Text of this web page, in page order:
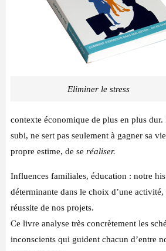
U
PSY
A
NAL
EPS
YCH
O
ÉRA
PEU
TE C
Eliminer le stress
contexte économique de plus en plus
subi, ne sert pas seulement à gagner sa
propre estime, de se réaliser.
Influences familiales, éducation : notre
déterminante dans le choix d’une activité,
réussite de nos projets.
Ce livre analyse très concrètement les
inconscients qui guident chacun d’entre